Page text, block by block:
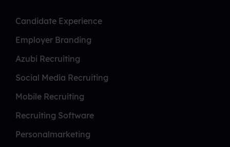
Candidate Experience
Employer Branding
Azubi Recruiting
Social Media Recruiting
Mobile Recruiting
Recruiting Software
Personalmarketing